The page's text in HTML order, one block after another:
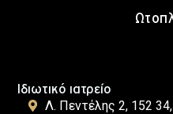
Ιδιωτικό ιατρείο
Λ. Πεντέλης 2, 152